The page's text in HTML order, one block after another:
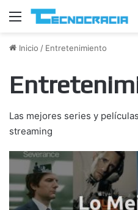
Menú
Inicio / Entretenimiento
Las mejores series y
streaming